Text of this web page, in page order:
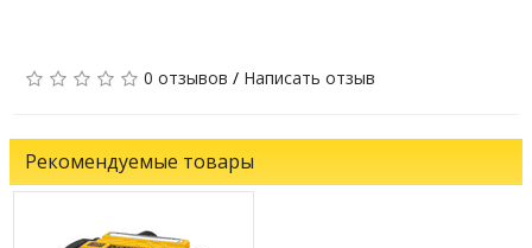
0 отзывов / Написать отзыв
Рекомендуемые товары